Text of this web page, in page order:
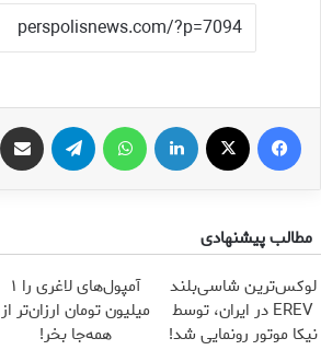
فیس بوک لینکدین تلگرام
مطالب پیشنهادی
لوکس‌ترین شاسی‌بلند
EREV در ایران، توسط
نیکا موتور رونمایی شد!
آمپول‌های لاغری را ۱
میلیون تومان ارزان‌تر از
همه‌جا بخر!